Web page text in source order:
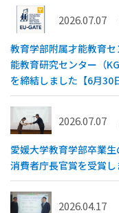
2026.07.07
教育学部附属才能教育
能教育研究センター（
を締結しました【6月30
2026.07.07
愛媛大学教育学部卒業
消費者庁長官賞を受賞し
2026.04.17